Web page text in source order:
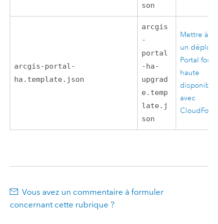
son
arcgis-portal-
ha.template.json
arcgis
-
portal
-ha-
upgrad
e.temp
late.j
son
Mettre à
un
Portal for
haute
avec
Vous avez un commentaire à formuler
concernant cette rubrique ?